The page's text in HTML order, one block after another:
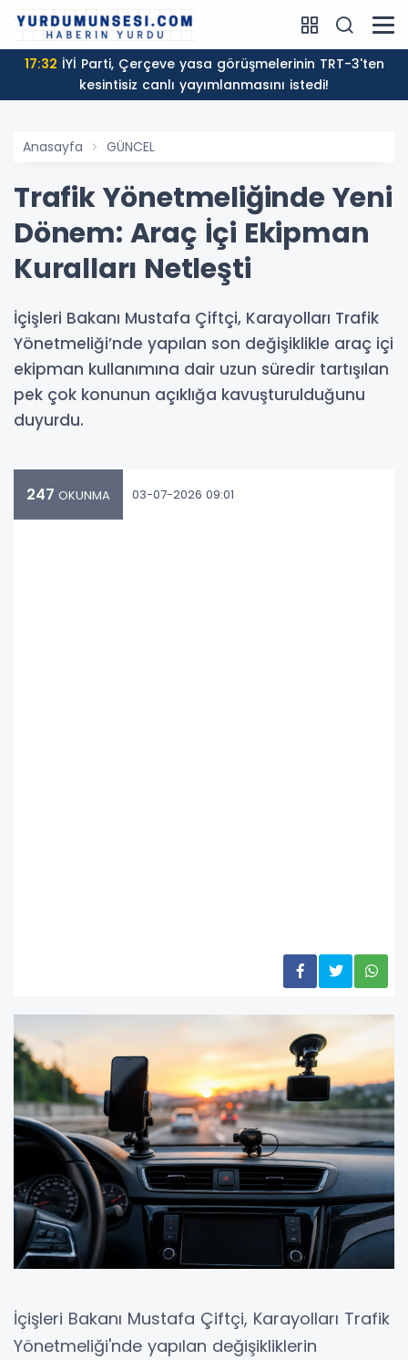
17:32
kesintisiz canlı yayımlanmasını istedi!
Anasayfa GÜNCEL
Trafik Yönetmeliğinde Yeni
Dönem: Araç İçi Ekipman
Kuralları Netleşti
İçişleri Bakanı Mustafa Çiftçi, Karayolları Trafik
Yönetmeliği’nde yapılan son değişiklikle araç içi
ekipman kullanımına dair uzun süredir tartışılan
pek çok konunun açıklığa kavuşturulduğunu
duyurdu.
247 OKUNMA 03-07-2026 09:01
İçişleri Bakanı Mustafa Çiftçi, Karayolları Trafik
Yönetmeliği'nde yapılan değişikliklerin